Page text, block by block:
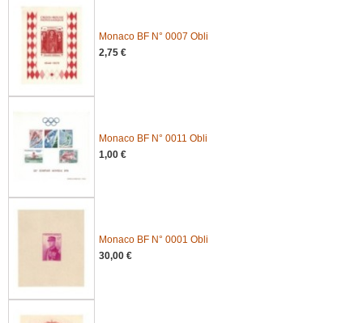
Monaco BF N° 0007 Obli
2,75 €
Monaco BF N° 0011 Obli
1,00 €
Monaco BF N° 0001 Obli
30,00 €